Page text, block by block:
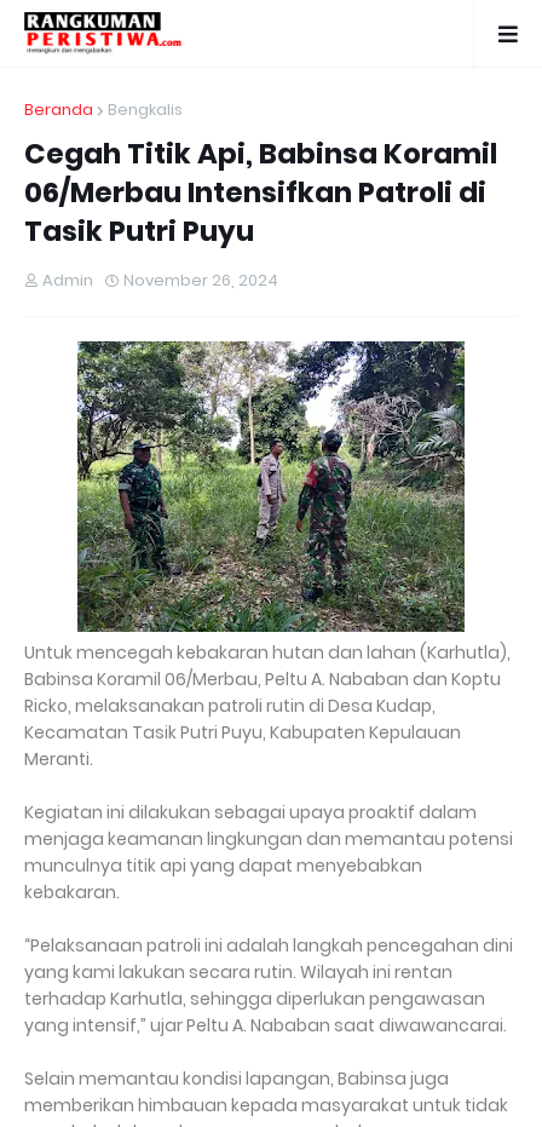
Beranda Bengkalis
Cegah Titik Api, Babinsa Koramil
06/Merbau Intensifkan Patroli di
Tasik Putri Puyu
Admin November 26, 2024
Untuk mencegah kebakaran hutan dan lahan (Karhutla),
Babinsa Koramil 06/Merbau, Peltu A. Nababan dan Koptu
Ricko, melaksanakan patroli rutin di Desa Kudap,
Kecamatan Tasik Putri Puyu, Kabupaten Kepulauan
Meranti.
Kegiatan ini dilakukan sebagai upaya proaktif dalam
menjaga keamanan lingkungan dan memantau potensi
munculnya titik api yang dapat menyebabkan
kebakaran.
“Pelaksanaan patroli ini adalah langkah pencegahan dini
yang kami lakukan secara rutin. Wilayah ini rentan
terhadap Karhutla, sehingga diperlukan pengawasan
yang intensif,” ujar Peltu A. Nababan saat diwawancarai.
Selain memantau kondisi lapangan, Babinsa juga
memberikan himbauan kepada masyarakat untuk tidak